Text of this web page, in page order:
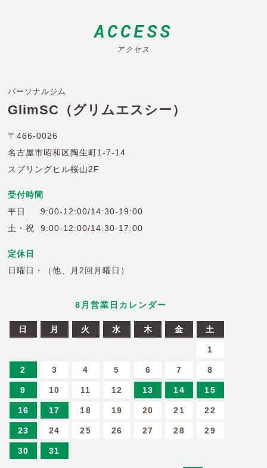
ACCESS
アクセス
パーソナルジム
GlimSC（グリムエスシー）
〒466-0026
名古屋市昭和区陶生町1-7-14
スプリングヒル桜山2F
受付時間
平日
9:00-12:00/14:30-19:00
土・祝
9:00-12:00/14:30-17:00
定休日
日曜日・（他、月2回月曜日）
8 月営業日カレンダー
日 月 火 水 木 金 土
1
2 3 4 5 6 7 8
9 10 11 12 13 14 15
16 17 18 19 20 21 22
23 24 25 26 27 28 29
30 31